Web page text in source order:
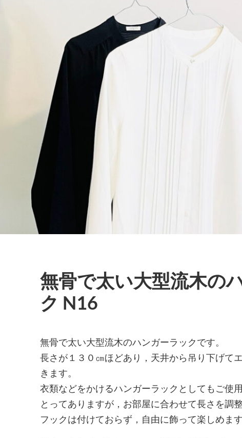
無骨で太い大型流木の
ク N16
無骨で太い大型流木のハンガーラックです。
長さが１３０㎝ほどあり，天井から吊り下げて
きます。
衣類などをかけるハンガーラックとしてもご使
とってありますが，お部屋に合わせて長さを調
フックは付けておらず，自由に飾って楽しめま